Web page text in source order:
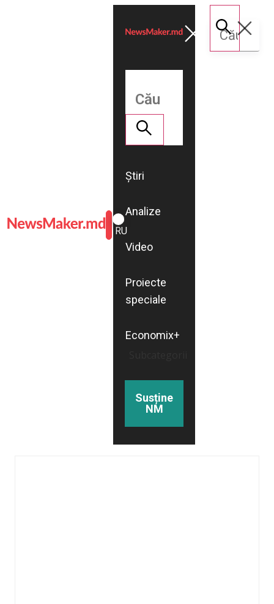
ROMÂNĂ
RU
Știri
Analize
Video
Proiecte
speciale
Economix+
Susține
NM